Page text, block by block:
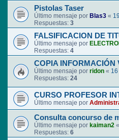
Pistolas Taser
Último mensaje por Blas3 «
Respuestas: 3
FALSIFICACION DE
Último mensaje por
Respuestas: 4
COPIA INFORMACIÓN
Último mensaje por ridon «
Respuestas: 24
CURSO PROFESOR
Último mensaje por
Consulta concurso de
Último mensaje por kaiman2 «
Respuestas: 6